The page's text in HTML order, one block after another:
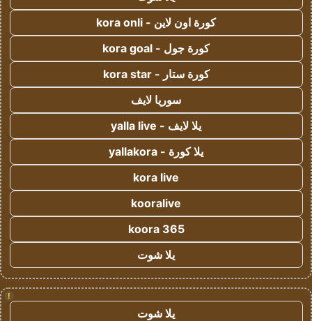
كورة اون لاين - kora onli
كورة جول - kora goal
كورة ستار - kora star
سوريا لايف
يلا لايف - yalla live
يلا كورة - yallakora
kora live
kooralive
koora 365
يلا شوت
!
يلا شوت